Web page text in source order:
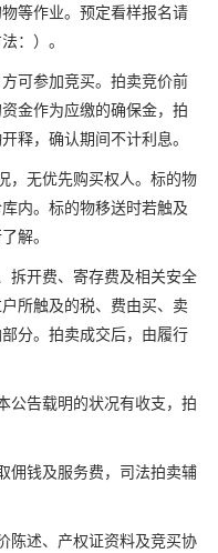
等作业。预定看样报名请
：）。
可参加竞买。拍卖竞价前
金作为应缴的确保金，拍
释，确认期间不计利息。
无优先购买权人。标的物
内。标的物移送时若触及
解。
开费、寄存费及相关安全
所触及的税、费由买、卖
分。拍卖成交后，由履行
告载明的状况有收支，拍
钱及服务费，司法拍卖辅
述、产权证资料及竞买协